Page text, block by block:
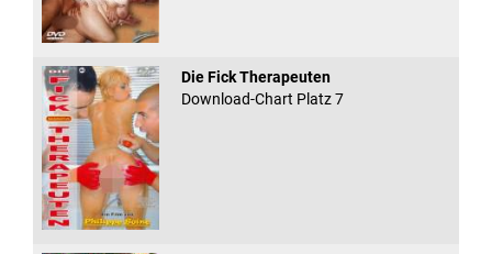
Die Fick Therapeuten
Download-Chart Platz 7